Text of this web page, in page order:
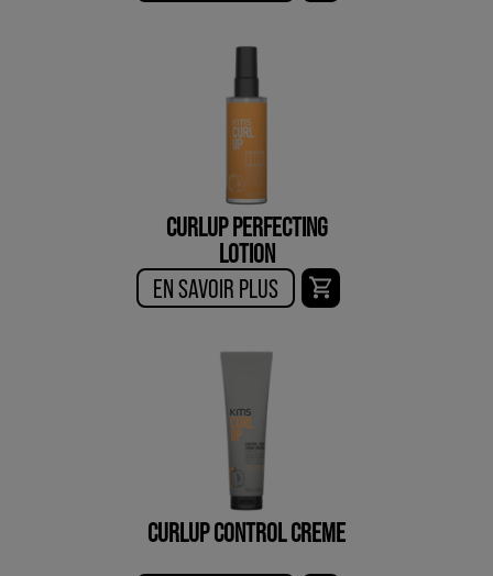
CURLUP PERFECTING
LOTION
EN SAVOIR PLUS
CURLUP CONTROL CREME